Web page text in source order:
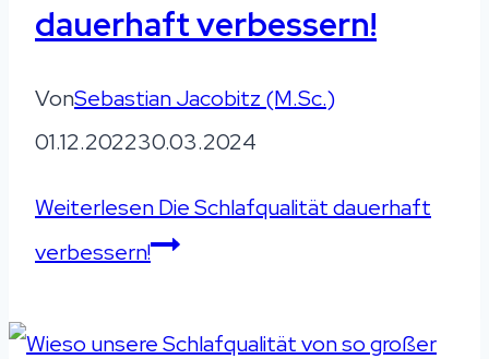
dauerhaft verbessern!
VonSebastian Jacobitz (M.Sc.)
01.12.202230.03.2024
WeiterlesenDie Schlafqualität dauerhaft
verbessern!